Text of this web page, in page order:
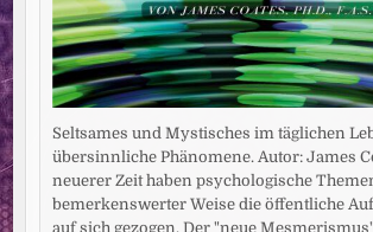
Seltsames und Mystisches im täglichen
übersinnliche Phänomene. Autor: James
neuerer Zeit haben psychologische
bemerkenswerter Weise die öffentliche
auf sich gezogen. Der "neue